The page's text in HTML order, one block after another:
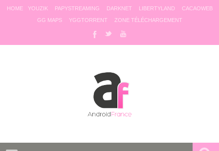
HOME YOUZIK PAPYSTREAMING DARKNET LIBERTYLAND
CACAOWEB
GG MAPS
YGGTORRENT ZONE TÉLÉCHARGEMENT